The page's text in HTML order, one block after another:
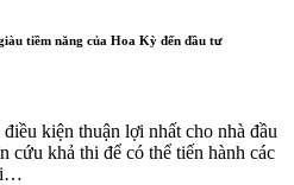
tiềm năng của Hoa Kỳ đến đầu tư
kiện thuận lợi nhất cho nhà đầu
cứu khả thi để có thể tiến hành các